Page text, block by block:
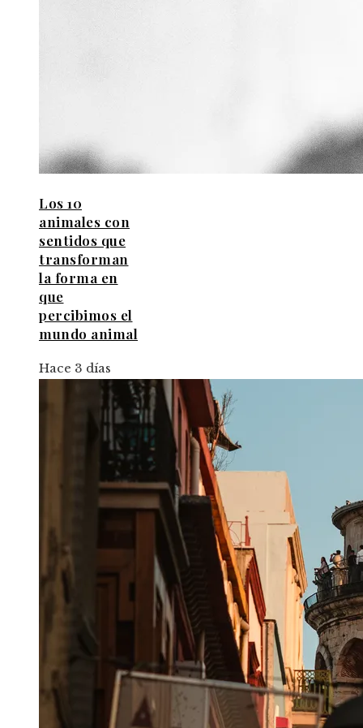
Los 10
animales con
sentidos que
transforman
la forma en
que
percibimos el
mundo animal
Hace 3 días